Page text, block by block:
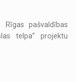
pašvaldības
telpa” projektu